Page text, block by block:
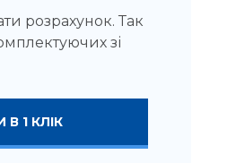
розрахунок. Так
зі
1 КЛІК